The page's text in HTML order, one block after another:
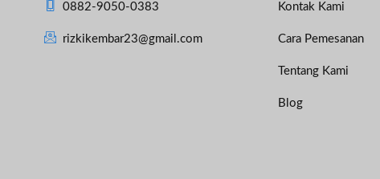
0882-9050-0383
rizkikembar23@gmail.com
Kontak Kami
Cara Pemesanan
Tentang Kami
Blog